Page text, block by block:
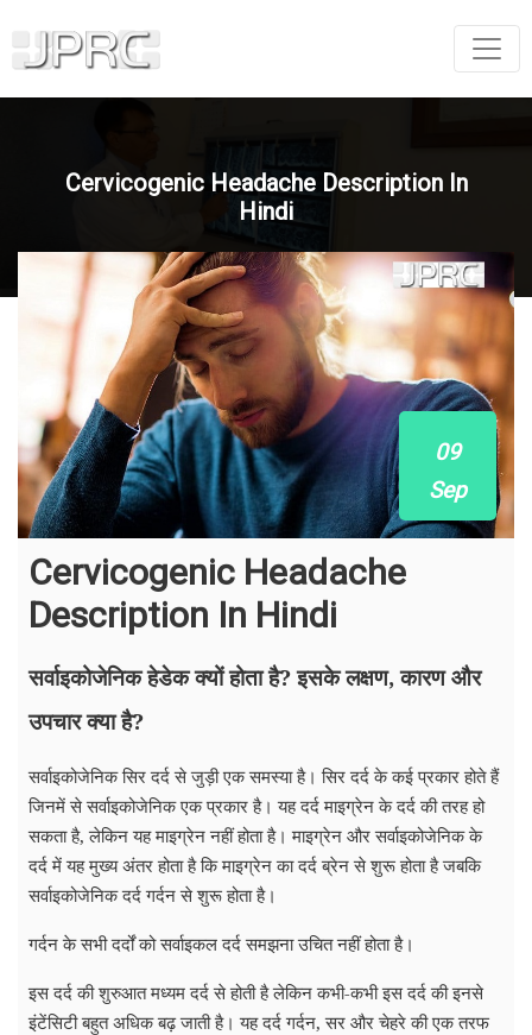
Cervicogenic Headache Description In
Hindi
09
Sep
Cervicogenic Headache
Description In Hindi
सर्वाइकोजेनिक हेडेक क्यों होता है? इसके लक्षण, कारण और
उपचार क्या है?
सर्वाइकोजेनिक सिर दर्द से जुड़ी एक समस्या है। सिर दर्द के कई प्रकार होते हैं
जिनमें से सर्वाइकोजेनिक एक प्रकार है। यह दर्द माइग्रेन के दर्द की तरह हो
सकता है, लेकिन यह माइग्रेन नहीं होता है। माइग्रेन और सर्वाइकोजेनिक के
दर्द में यह मुख्य अंतर होता है कि माइग्रेन का दर्द ब्रेन से शुरू होता है जबकि
सर्वाइकोजेनिक दर्द गर्दन से शुरू होता है।
गर्दन के सभी दर्दों को सर्वाइकल दर्द समझना उचित नहीं होता है।
इस दर्द की शुरुआत मध्यम दर्द से होती है लेकिन कभी-कभी इस दर्द की इनसे
इंटेंसिटी बहुत अधिक बढ़ जाती है। यह दर्द गर्दन, सर और चेहरे की एक तरफ